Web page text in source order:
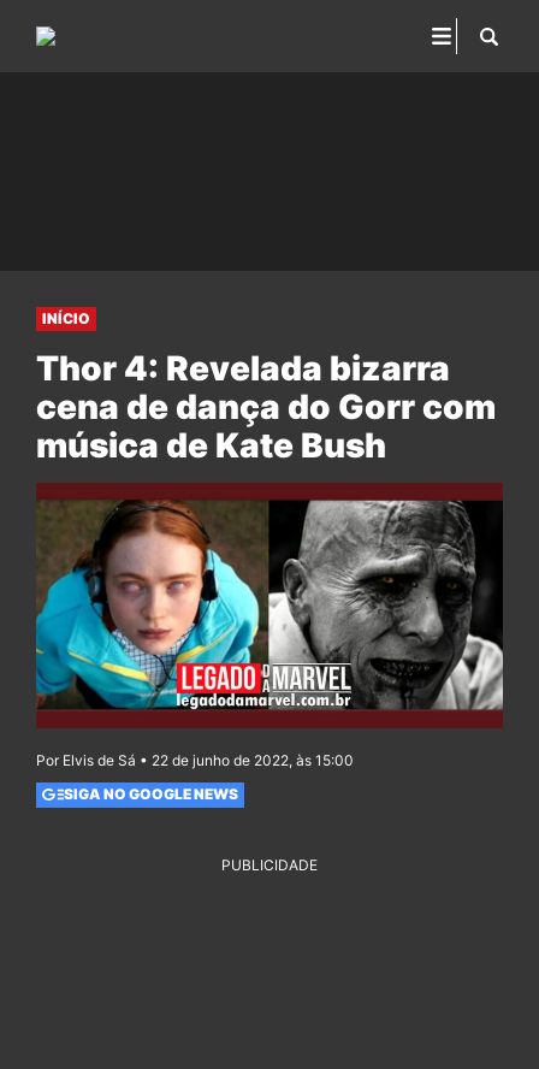
INÍCIO
Thor 4: Revelada bizarra
cena de dança do Gorr com
música de Kate Bush
Por Elvis de Sá • 22 de junho de 2022, às 15:00
SIGA NO GOOGLE NEWS
PUBLICIDADE